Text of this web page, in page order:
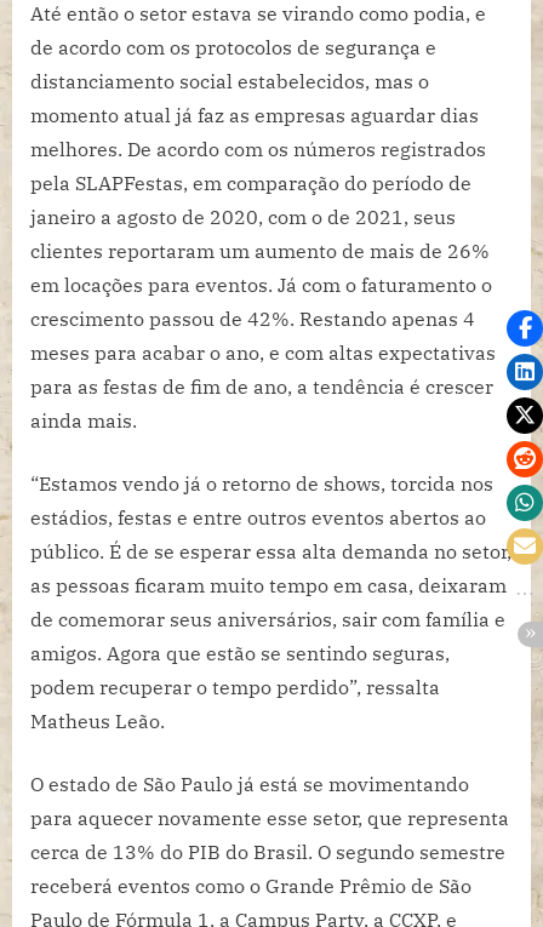
Até então o setor estava se virando como podia, e
de acordo com os protocolos de segurança e
distanciamento social estabelecidos, mas o
momento atual já faz as empresas aguardar dias
melhores. De acordo com os números registrados
pela SLAPFestas, em comparação do período de
janeiro a agosto de 2020, com o de 2021, seus
clientes reportaram um aumento de mais de 26%
em locações para eventos. Já com o faturamento o
crescimento passou de 42%. Restando apenas 4
meses para acabar o ano, e com altas expectativas
para as festas de fim de ano, a tendência é crescer
ainda mais.
“Estamos vendo já o retorno de shows, torcida nos
estádios, festas e entre outros eventos abertos ao
público. É de se esperar essa alta demanda no setor,
as pessoas ficaram muito tempo em casa, deixaram
de comemorar seus aniversários, sair com família e
amigos. Agora que estão se sentindo seguras,
podem recuperar o tempo perdido”, ressalta
Matheus Leão.
O estado de São Paulo já está se movimentando
para aquecer novamente esse setor, que representa
cerca de 13% do PIB do Brasil. O segundo semestre
receberá eventos como o Grande Prêmio de São
Paulo de Fórmula 1, a Campus Party, a CCXP, e